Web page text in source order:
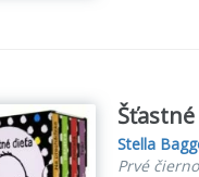
ponúka aj radu
Náš tip:
spolu s ich skvelými
Stella
Prvé